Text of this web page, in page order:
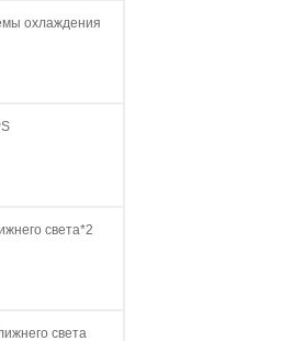
охлаждения
света*2
света